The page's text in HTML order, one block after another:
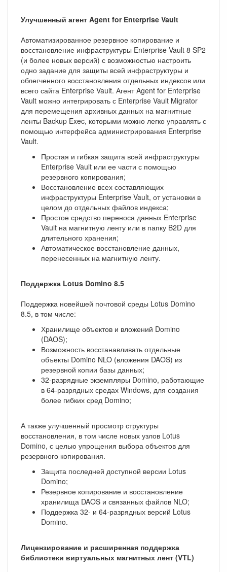
Улучшенный агент Agent for Enterprise Vault
Автоматизированное резервное копирование и
восстановление инфраструктуры Enterprise Vault 8 SP2
(и более новых версий) с возможностью настроить
одно задание для защиты всей инфраструктуры и
облегченного восстановления отдельных индексов или
всего сайта Enterprise Vault. Агент Agent for Enterprise
Vault можно интегрировать с Enterprise Vault Migrator
для перемещения архивных данных на магнитные
ленты Backup Exec, которыми можно легко управлять с
помощью интерфейса администрирования Enterprise
Vault.
Простая и гибкая защита всей инфраструктуры
Enterprise Vault или ее части с помощью
резервного копирования;
Восстановление всех составляющих
инфраструктуры Enterprise Vault, от установки в
целом до отдельных файлов индекса;
Простое средство переноса данных Enterprise
Vault на магнитную ленту или в папку B2D для
длительного хранения;
Автоматическое восстановление данных,
перенесенных на магнитную ленту.
Поддержка Lotus Domino 8.5
Поддержка новейшей почтовой среды Lotus Domino
8.5, в том числе:
Хранилище объектов и вложений Domino
(DAOS);
Возможность восстанавливать отдельные
объекты Domino NLO (вложения DAOS) из
резервной копии базы данных;
32-разрядные экземпляры Domino, работающие
в 64-разрядных средах Windows, для создания
более гибких сред Domino;
А также улучшенный просмотр структуры
восстановления, в том числе новых узлов Lotus
Domino, с целью упрощения выбора объектов для
резервного копирования.
Защита последней доступной версии Lotus
Domino;
Резервное копирование и восстановление
хранилища DAOS и связанных файлов NLO;
Поддержка 32- и 64-разрядных версий Lotus
Domino.
Лицензирование и расширенная поддержка
библиотеки виртуальных магнитных лент (VTL)